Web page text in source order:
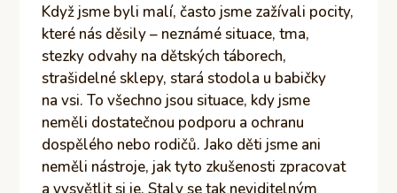
Když jsme byli malí, často jsme zažívali pocity,
které nás děsily – neznámé situace, tma,
stezky odvahy na dětských táborech,
strašidelné sklepy, stará stodola u babičky
na vsi. To všechno jsou situace, kdy jsme
neměli dostatečnou podporu a ochranu
dospělého nebo rodičů. Jako děti jsme ani
neměli nástroje, jak tyto zkušenosti zpracovat
a vysvětlit si je. Staly se tak neviditelným